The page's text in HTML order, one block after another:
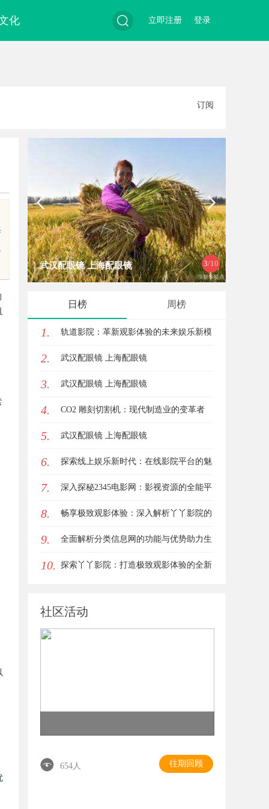
化 登录
立即注册
订阅
4/10
配眼镜 武汉配眼镜 上海配眼镜
日榜 周榜
1. 轨道影院：革新观影体验的未来娱乐新模
式
2. 武汉配眼镜 上海配眼镜
3. 武汉配眼镜 上海配眼镜
4. CO2 雕刻切割机：现代制造业的变革者
5. 武汉配眼镜 上海配眼镜
6. 探索线上娱乐新时代：在线影院平台的魅
力与未来发展趋势
7. 深入探秘2345电影网：影视资源的全能平
台解析
8. 畅享极致观影体验：深入解析丫丫影院的
魅力与优势
9. 全面解析分类信息网的功能与优势助力生
活便捷化
10. 探索丫丫影院：打造极致观影体验的全新
社区活动
654人 往期回顾